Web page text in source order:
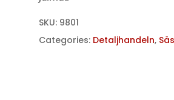
SKU: 9801
Categories: Detaljhandeln,